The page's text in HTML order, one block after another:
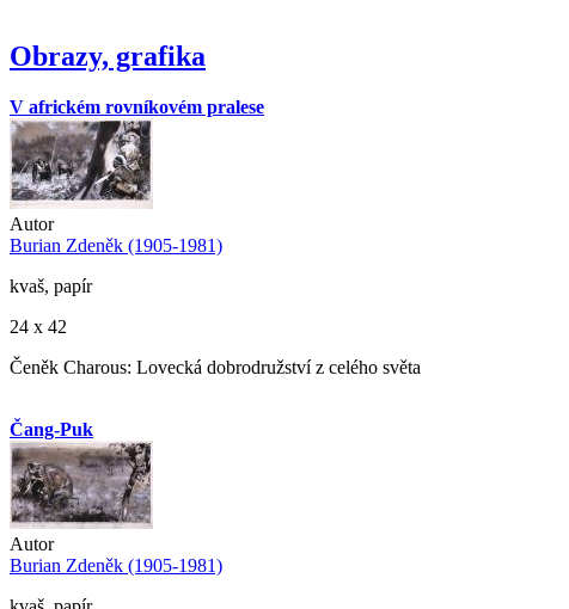
Obrazy, grafika
V africkém rovníkovém pralese
Autor
Burian Zdeněk (1905-1981)
kvaš, papír
24 x 42
Čeněk Charous: Lovecká dobrodružství z celého světa
Čang-Puk
Autor
Burian Zdeněk (1905-1981)